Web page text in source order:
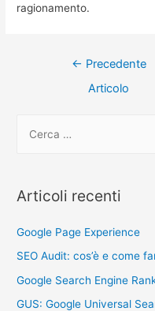
ragionamento.
Navigazione
articoli
← Precedente
Articolo
e
c
a
p
Articoli recenti
Google Page Experience
SEO Audit: cos’è e come
Google Search Engine
GUS: Google Universal